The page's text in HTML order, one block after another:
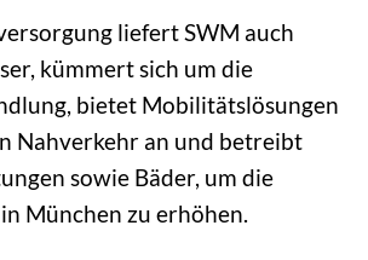
liefert SWM auch
kümmert sich um die
bietet Mobilitätslösungen
Nahverkehr an und betreibt
sowie Bäder, um die
München zu erhöhen.